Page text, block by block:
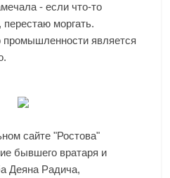
- если что-то
моргать.
является
сайте "Ростова"
бывшего вратаря и
Деяна Радича,